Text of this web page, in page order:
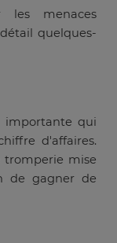
les menaces
quelques-
qui
d'affaires.
mise
de gagner de